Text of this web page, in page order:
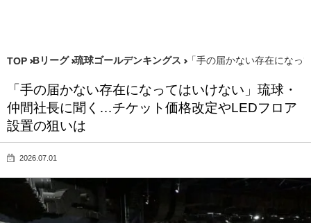
TOP Bリーグ 琉球ゴールデンキングス 「手の届かない存在になっ
「手の届かない存在になってはいけない」琉球・
仲間社長に聞く…チケット価格改定やLEDフロア
設置の狙いは
2026.07.01